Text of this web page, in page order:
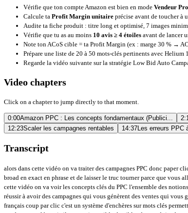
Vérifie que ton compte Amazon est bien en mode Vendeur Pro
Calcule ta Profit Margin unitaire précise avant de toucher à
Audite ta fiche produit : titre long et optimisé, 7 images
Vérifie que tu as au moins 10 avis ≥ 4 étoiles avant de lancer
Note ton ACoS cible = ta Profit Margin (ex : marge 30 % →
Prépare une liste de 20 à 50 mots-clés pertinents avec Helium
Regarde la vidéo suivante sur la stratégie Low Bid Auto
Video chapters
Click on a chapter to jump directly to that moment.
0:00Amazon PPC : Les concepts fondamentaux (Publici...
12:23Scaler les campagnes rentables 14:37Les erreurs PPC
Transcript
alors dans cette vidéo on va traiter des campagnes PPC donc paper clic qui est vraiment un sujet que tout vendeur sur Amazon se doit de maîtriser plus que parfaitement il suffit pas aujourd'hui de créer une campagne auto ou une campagne en broad en exact en phrase et de laisser le truc tourner parce que vous allez perdre de l'argent il faut vraiment préparer vos campagnes les affiner pour ensuite avoir des résultats positifs et pour ne pas que vous perdiez de l'argent au final donc dans cette vidéo on va voir les concepts clés du PPC l'ensemble des notions etc le jargon et ensuite on verra aussi comment créer des campagnes profitables donc on va en créer plusieurs ensemble et vous allez voir que via cette méthode vous allez réussir à avoir des campagnes qui vous génèrent des ventes qui vous génèrent du mot clé et ça va vraiment constituer un atout indéniable au succès de votre business Amazon donc les concepts clés du PPC donc le PPC c'est quoi paper clic en français coup par clic c'est un système d'enchères sur mots clés permettant de faire apparaître vos produits dans les résultats de recherche d'Amazon en fonction des mots clés que vous avez ciblés il faut savoir que le ciblage en règle générale se fait sur des mots clés mais il est aussi possible de cibler des produits des produits de concurrents donc pour faire court je vends un skateboard pour enfant mon mot clé de prédilection ça sera skateboard enfant et donc grâce au PPC je vais demander Amazon de venir positionner mon produit le plus haut possible dans les résultats de recherche d'Amazon lorsqu'un client fera une recherche en utilisant le terme skateboard enfant pour se faire je vais devoir dire Amazon quel montant maximum je suis prêt à dépenser et en fonction de ça Amazon positionnera mon produit plus ou moins haut dans les résultats de recherche donc ça c'est vraiment important de noter il faut définir un budget et une enchère et je vais donc enchérir sur un ou plusieurs mots clés généralement plusieurs mots clés en espérant que cet enchère soit suffisamment haute pour me faire apparaître sur la première page et pas sur la 20e page plus il y a d'enchères sur un mot clé donné plus ce mot clé sera onéreux autrement dit le plus concurrentiel et votre niche ou thématique le plus cher sera le ciblage de mots clés en règle générale des enchères aussi entre 50 centimes d'euro et 2 euros par mot clé pour les plus concurrentiels donc vente organique versus vente sponsorisée donc c'est vraiment important de comprendre cette différence on va tout simplement aller sur Amazon qui est donc je viens de faire une recherche sur skateboard enfant et là vous voyez qu'il y a certaines offres qui mentionnent le mot sponsorisé ça veut dire que ce produit là le vendeur derrière utilise une campagne PPC donc il a enchéri sur le mot clé